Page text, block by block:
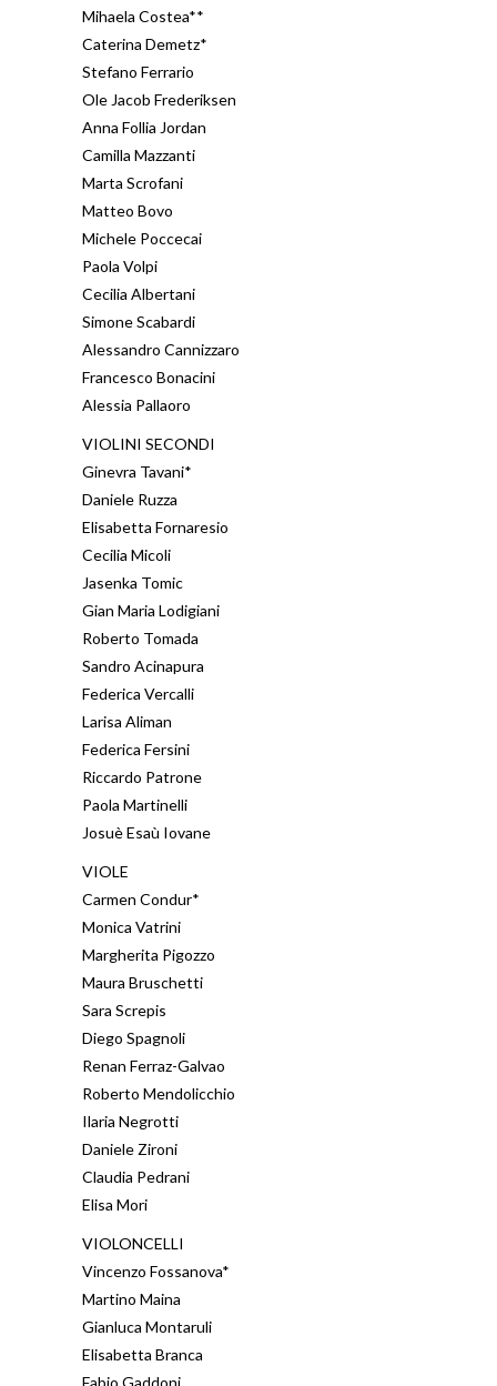
Mihaela Costea**
Caterina Demetz*
Stefano Ferrario
Ole Jacob Frederiksen
Anna Follia Jordan
Camilla Mazzanti
Marta Scrofani
Matteo Bovo
Michele Poccecai
Paola Volpi
Cecilia Albertani
Simone Scabardi
Alessandro Cannizzaro
Francesco Bonacini
Alessia Pallaoro
VIOLINI SECONDI
Ginevra Tavani*
Daniele Ruzza
Elisabetta Fornaresio
Cecilia Micoli
Jasenka Tomic
Gian Maria Lodigiani
Roberto Tomada
Sandro Acinapura
Federica Vercalli
Larisa Aliman
Federica Fersini
Riccardo Patrone
Paola Martinelli
Josuè Esaù Iovane
VIOLE
Carmen Condur*
Monica Vatrini
Margherita Pigozzo
Maura Bruschetti
Sara Screpis
Diego Spagnoli
Renan Ferraz-Galvao
Roberto Mendolicchio
Ilaria Negrotti
Daniele Zironi
Claudia Pedrani
Elisa Mori
VIOLONCELLI
Vincenzo Fossanova*
Martino Maina
Gianluca Montaruli
Elisabetta Branca